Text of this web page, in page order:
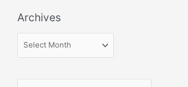
Archives